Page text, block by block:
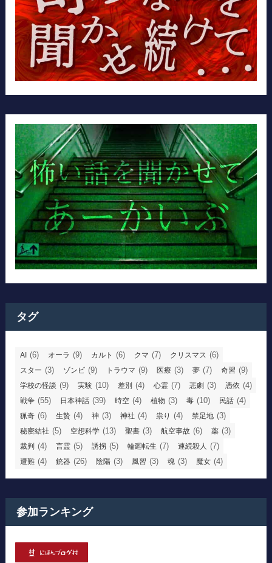
タグ
AI (6) オーラ (9) カルト (6) クマ (7) クリスマス (6)
スター (3) ゾンビ (9) トラウマ (9) 医療 (3) 夢 (7) 奇習 (9)
学校の怪談 (9) 実験 (10) 差別 (4) 心霊 (7) 悲劇 (3) 憑依 (4)
戦争 (55) 日本神話 (39) 時空 (4) 植物 (3) 毒 (10) 民話 (4)
猟奇 (6) 生贄 (4) 神 (3) 神社 (4) 祟り (4) 禁足地 (3)
秘密結社 (5) 空想科学 (13) 聖書 (3) 航空事故 (6) 薬 (3)
裁判 (4) 言霊 (5) 誘拐 (5) 輪廻転生 (7) 連続殺人 (7)
遭難 (4) 銃器 (26) 陰陽 (3) 風習 (3) 魂 (3) 魔女 (4)
参加ランキング